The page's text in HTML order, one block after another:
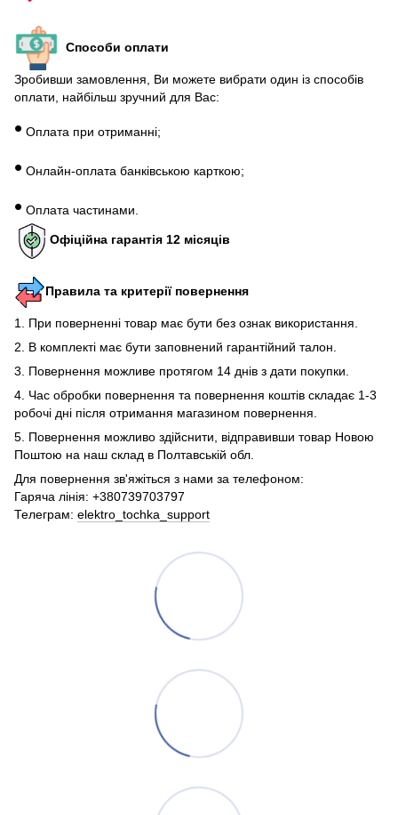
Способи оплати
Зробивши замовлення, Ви можете вибрати один із способів
оплати, найбільш зручний для Вас:
• Оплата при отриманні;
• Онлайн-оплата банківською карткою;
• Оплата частинами.
Офіційна гарантія 12 місяців
Правила та критерії повернення
1. При поверненні товар має бути без ознак використання.
2. В комплекті має бути заповнений гарантійний талон.
3. Повернення можливе протягом 14 днів з дати покупки.
4. Час обробки повернення та повернення коштів складає 1-3
робочі дні після отримання магазином повернення.
5. Повернення можливо здійснити, відправивши товар Новою
Поштою на наш склад в Полтавській обл.
Для повернення зв'яжіться з нами за телефоном:
Гаряча лінія: +380739703797
Телеграм: elektro_tochka_support